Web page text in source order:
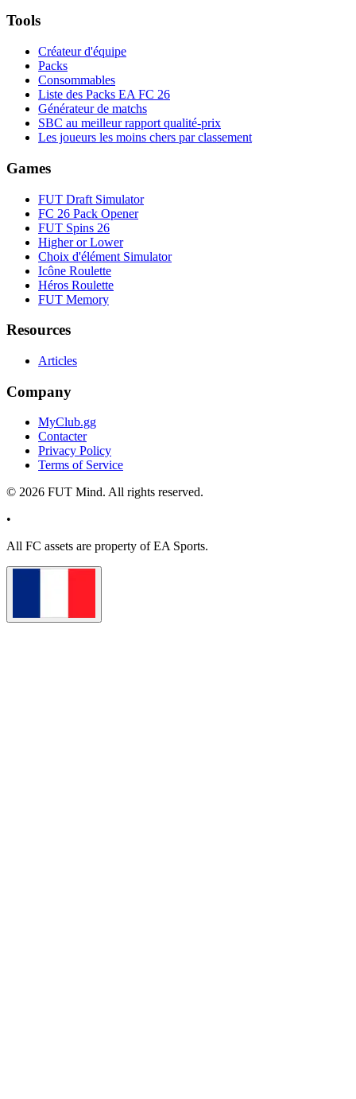
Tools
Créateur d'équipe
Packs
Consommables
Liste des Packs EA FC 26
Générateur de matchs
SBC au meilleur rapport qualité-prix
Les joueurs les moins chers par classement
Games
FUT Draft Simulator
FC 26 Pack Opener
FUT Spins 26
Higher or Lower
Choix d'élément Simulator
Icône Roulette
Héros Roulette
FUT Memory
Resources
Articles
Company
MyClub.gg
Contacter
Privacy Policy
Terms of Service
© 2026 FUT Mind. All rights reserved.
•
All FC assets are property of EA Sports.